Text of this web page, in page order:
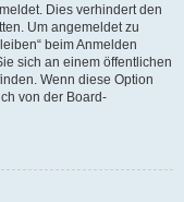
Dies verhindert den
Um angemeldet zu
beim Anmelden
sich an einem öffentlichen
Wenn diese Option
von der Board-